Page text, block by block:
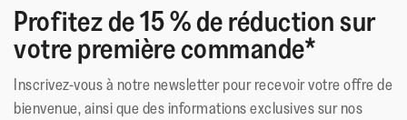
Profitez de 15 % de réduction sur
votre première commande*
Inscrivez-vous à notre newsletter pour recevoir votre offre de
bienvenue, ainsi que des informations exclusives sur nos